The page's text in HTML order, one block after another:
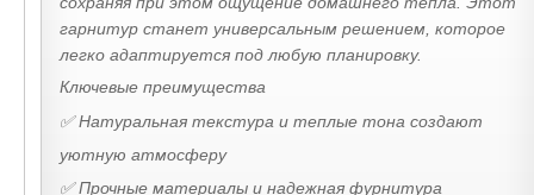
гарнитур станет универсальным решением, которое
легко адаптируется под любую планировку.
Ключевые преимущества
✅ Натуральная текстура и теплые тона создают
уютную атмосферу
✅ Прочные материалы и надежная фурнитура